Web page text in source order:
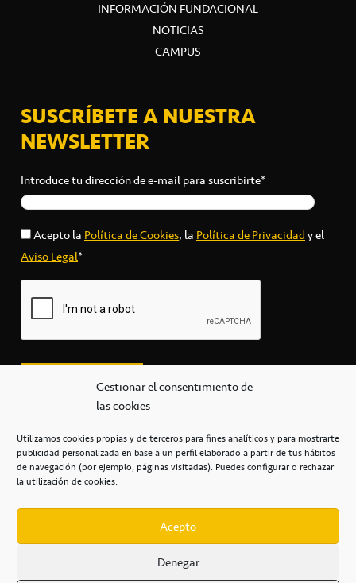
Gestionar el consentimiento de
las cookies
Utilizamos cookies propias y de terceros para fines analíticos y para mostrarte
publicidad personalizada en base a un perfil elaborado a partir de tus hábitos
de navegación (por ejemplo, páginas visitadas). Puedes configurar o rechazar
la utilización de cookies.
Acepto
Denegar
INFORMACIÓN FUNDACIONAL
NOTICIAS
CAMPUS
SUSCRÍBETE A NUESTRA
NEWSLETTER
Introduce tu dirección de e-mail para suscribirte*
Acepto laPolítica de Cookies, laPolítica de Privacidady el
Aviso Legal*
secretaria@cbcanarias.es
+34 922 253 684
Casa del Deporte / 38108 – La Laguna